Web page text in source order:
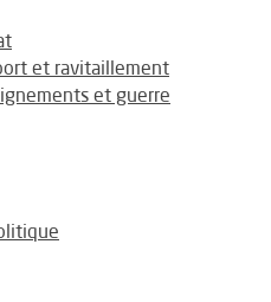
et ravitaillement
et guerre